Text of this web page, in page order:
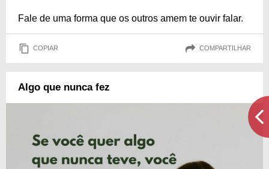
Fale de uma forma que os outros amem te ouvir falar.
COPIAR COMPARTILHAR
Algo que nunca fez